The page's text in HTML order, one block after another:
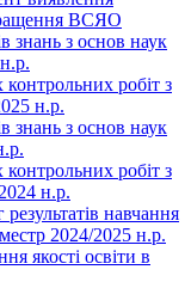
ВСЯО
знань з основ наук
контрольних робіт з
н.р.
знань з основ наук
контрольних робіт з
н.р.
навчання
2024/2025 н.р.
якості освіти в